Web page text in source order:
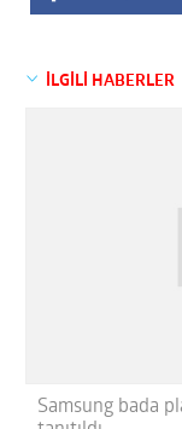
İLGİLİ HABERLER
Samsung bada